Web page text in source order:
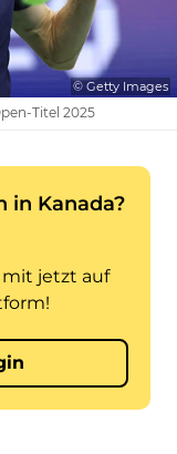
© Getty Images
Titel 2025